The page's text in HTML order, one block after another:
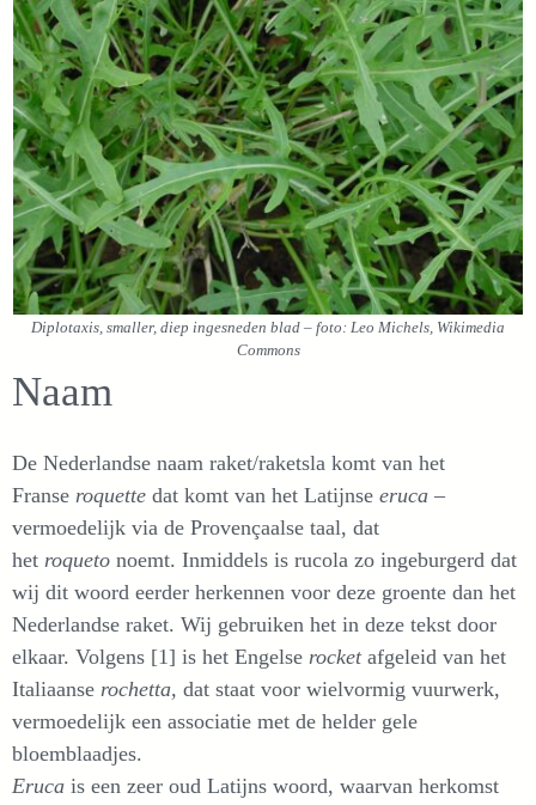
Diplotaxis, smaller, diep ingesneden blad – foto: Leo Michels, Wikimedia
Commons
Naam
De Nederlandse naam raket/raketsla komt van het
Franse roquette dat komt van het Latijnse eruca –
vermoedelijk via de Provençaalse taal, dat
het roqueto noemt. Inmiddels is rucola zo ingeburgerd dat
wij dit woord eerder herkennen voor deze groente dan het
Nederlandse raket. Wij gebruiken het in deze tekst door
elkaar. Volgens [1] is het Engelse rocketafgeleid van het
Italiaanse rochetta, dat staat voor wielvormig vuurwerk,
vermoedelijk een associatie met de helder gele
bloemblaadjes.
Eruca is een zeer oud Latijns woord, waarvan herkomst